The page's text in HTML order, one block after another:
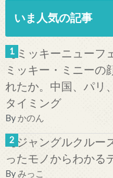
いま人気の記事
【ミッキーニュー
ミッキー・ミニーの
れたか。中国、パリ
タイミング
Byかのん
【ジャングルクルー
ったモノからわかる
Byみっこ